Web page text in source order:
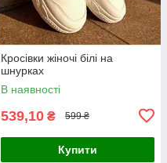
Кросівки жіночі білі на
шнурках
В наявності
539,10 ₴ 599 ₴
Купити